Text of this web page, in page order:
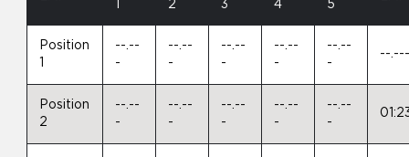
2
3
4
5
Position
--.--
-
--.--
-
--.--
-
--.--
-
--.--
-
--
Position
2
--.--
-
--.--
-
--.--
-
--.--
-
--.--
-